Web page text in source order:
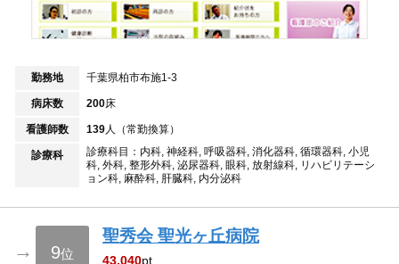
勤務地 千葉県柏市布施1-3
病床数 200床
看護師数 139人（常勤換算）
診療科
診療科目：内科, 神経科, 呼吸器科, 消化器科, 循環器科, 小児
科, 外科, 整形外科, 泌尿器科, 眼科, 放射線科, リハビリテーシ
ョン科, 麻酔科, 肝臓科, 内分泌科
→ 9位
聖秀会 聖光ヶ丘病院
43,040pt